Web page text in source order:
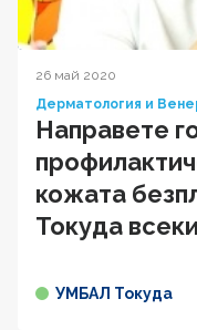
26 май 2020
Дерматология и
Направете
кожата
Токуда
УМБАЛ Токуда